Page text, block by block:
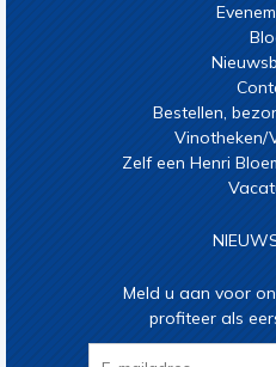
Bestellen,
Vinotheken/
Zelf een Henri
Meld u aan voor
profiteer als